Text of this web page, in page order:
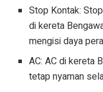
Stop Kontak:
di kereta
mengisi daya
AC: AC di kereta
tetap nyaman